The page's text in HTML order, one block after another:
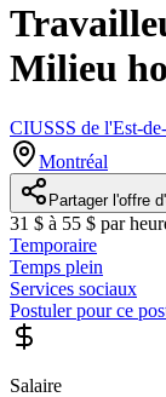
Milieu
CIUSSS de l'Est-
Montréal
Partager l'offre
31 $ à 55 $ par
Temporaire
Temps plein
Services sociaux
Postuler pour ce
Salaire